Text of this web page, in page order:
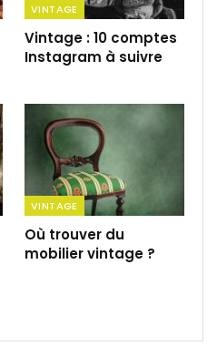
VINTAGE
Vintage : 10 comptes
Instagram à suivre
VINTAGE
Où trouver du
mobilier vintage ?